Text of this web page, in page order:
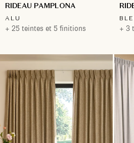
RIDEAU PAMPLONA
ALU
+ 25 teintes et 5 finitions + 3